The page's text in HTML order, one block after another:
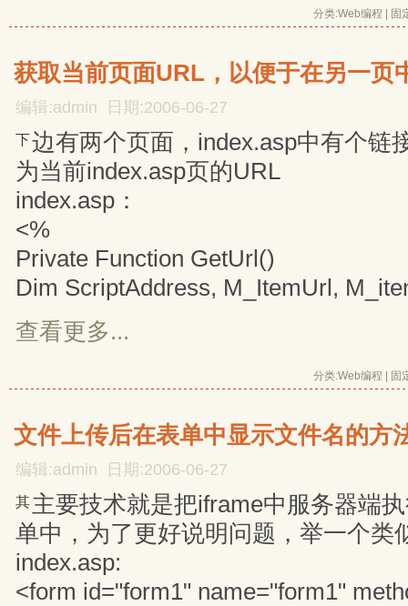
分类:Web编程 固
获取当前页面URL，以便于在另一页
编辑:admin 日期:2006-06-27
下边有两个页面，index.asp中有个链
为当前index.asp页的URL
index.asp：
<%
Private Function GetUrl()
Dim ScriptAddress, M_ItemUrl,
查看更多...
分类:Web编程 固
文件上传后在表单中显示文件名的方
编辑:admin 日期:2006-06-27
其 主要技术就是把iframe中服务器端
单中，为了更好说明问题，举一个类
index.asp:
<form id="form1" name="form1"